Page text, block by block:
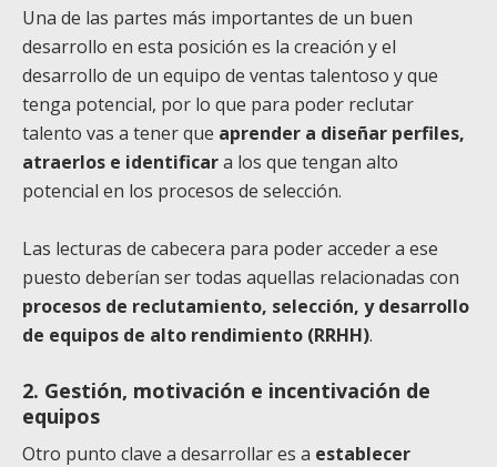
Una de las partes más importantes de un buen
desarrollo en esta posición es la creación y el
desarrollo de un equipo de ventas talentoso y que
tenga potencial, por lo que para poder reclutar
talento vas a tener que aprender a diseñar perfiles,
atraerlos e identificara los que tengan alto
potencial en los procesos de selección.
Las lecturas de cabecera para poder acceder a ese
puesto deberían ser todas aquellas relacionadas con
procesos de reclutamiento, selección, y desarrollo
de equipos de alto rendimiento (RRHH).
2. Gestión, motivación e incentivación de
equipos
Otro punto clave a desarrollar es a establecer